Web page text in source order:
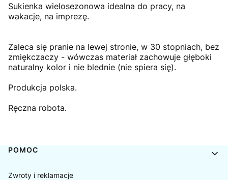
Sukienka wielosezonowa idealna do pracy, na
wakacje, na imprezę.
Zaleca się pranie na lewej stronie, w 30 stopniach, bez
zmiękczaczy - wówczas materiał zachowuje głęboki
naturalny kolor i nie blednie (nie spiera się).
Produkcja polska.
Ręczna robota.
Linki w stopce
POMOC
Zwroty i reklamacje